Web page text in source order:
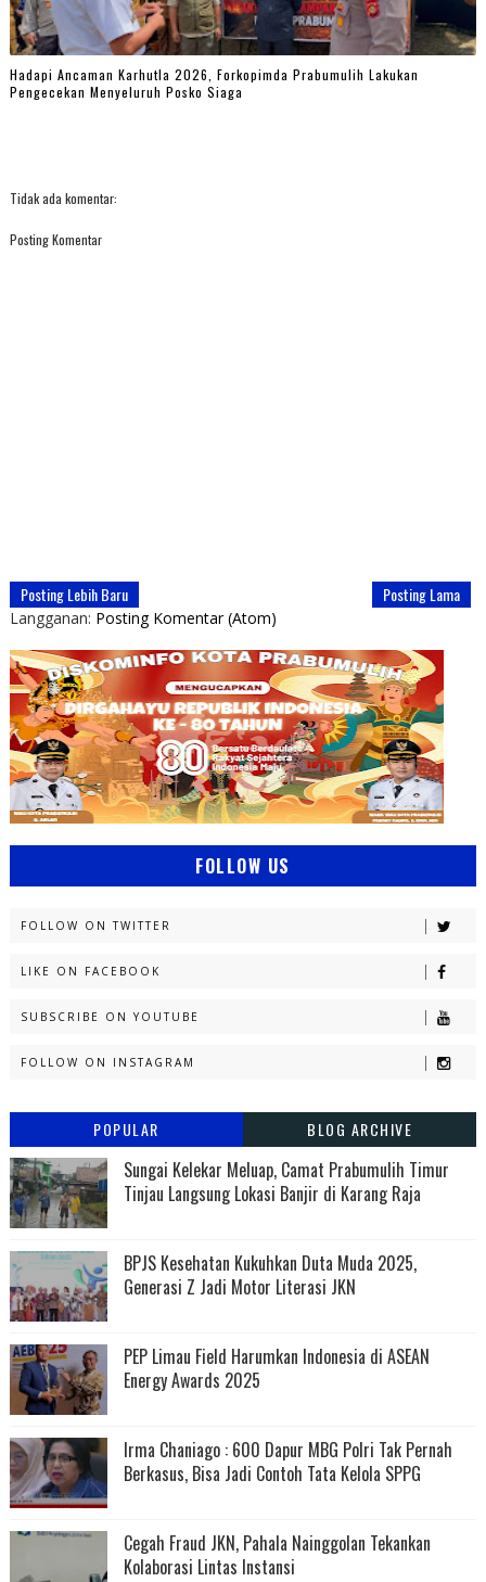
Hadapi Ancaman Karhutla 2026, Forkopimda Prabumulih Lakukan
Pengecekan Menyeluruh Posko Siaga
Tidak ada komentar:
Posting Komentar
Posting Lebih Baru Posting Lama
Langganan: Posting Komentar (Atom)
FOLLOW US
FOLLOW ON TWITTER
LIKE ON FACEBOOK
SUBSCRIBE ON YOUTUBE
FOLLOW ON INSTAGRAM
POPULAR BLOG ARCHIVE
Sungai Kelekar Meluap, Camat Prabumulih Timur
Tinjau Langsung Lokasi Banjir di Karang Raja
BPJS Kesehatan Kukuhkan Duta Muda 2025,
Generasi Z Jadi Motor Literasi JKN
PEP Limau Field Harumkan Indonesia di ASEAN
Energy Awards 2025
Irma Chaniago : 600 Dapur MBG Polri Tak Pernah
Berkasus, Bisa Jadi Contoh Tata Kelola SPPG
Cegah Fraud JKN, Pahala Nainggolan Tekankan
Kolaborasi Lintas Instansi